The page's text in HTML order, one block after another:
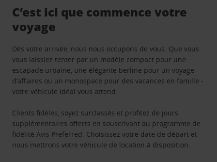
C’est ici que commence votre
voyage
Dès votre arrivée, nous nous occupons de vous. Que vous
vous laissiez tenter par un modèle compact pour une
escapade urbaine, une élégante berline pour un voyage
d’affaires ou un monospace pour des vacances en famille -
votre véhicule idéal vous attend.
Clients fidèles, soyez surclassés et profitez de jours
supplémentaires offerts en souscrivant au programme de
fidélitéAvis Preferred. Choisissez votre date de départ et
nous mettrons votre véhicule de location à disposition.